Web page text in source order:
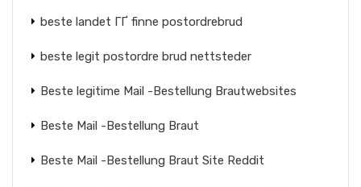
beste landet ГҐ finne postordrebrud
beste legit postordre brud nettsteder
Beste legitime Mail -Bestellung Brautwebsites
Beste Mail -Bestellung Braut
Beste Mail -Bestellung Braut Site Reddit